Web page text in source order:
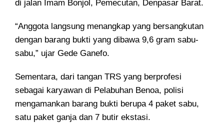
di jalan Imam Bonjol, Pemecutan, Denpasar Barat.
“Anggota langsung menangkap yang bersangkutan
dengan barang bukti yang dibawa 9,6 gram sabu-
sabu,” ujar Gede Ganefo.
Sementara, dari tangan TRS yang berprofesi
sebagai karyawan di Pelabuhan Benoa, polisi
mengamankan barang bukti berupa 4 paket sabu,
satu paket ganja dan 7 butir ekstasi.